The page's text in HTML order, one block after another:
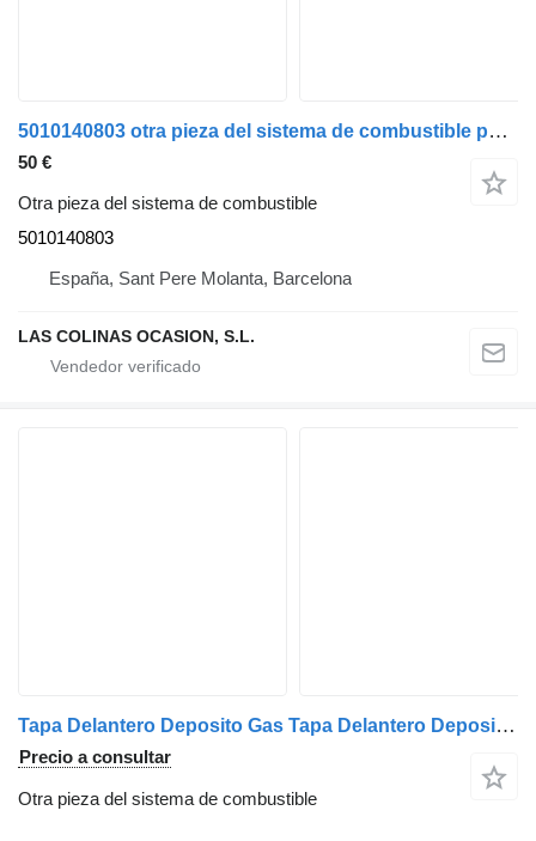
5010140803 otra pieza del sistema de combustible para Renault camión
50 €
Otra pieza del sistema de combustible
5010140803
España, Sant Pere Molanta, Barcelona
LAS COLINAS OCASION, S.L.
Tapa Delantero Deposito Gas Tapa Delantero Deposito Gas MAN M 2000 L 12.224 LC, LLC, LRC, LL otra pieza del sistema de combustible para MAN M 2000 L camión
Precio a consultar
Otra pieza del sistema de combustible